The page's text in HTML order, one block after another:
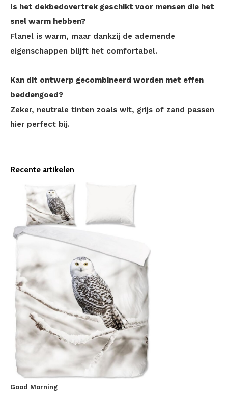
Is het dekbedovertrek geschikt voor mensen die het
snel warm hebben?
Flanel is warm, maar dankzij de ademende
eigenschappen blijft het comfortabel.
Kan dit ontwerp gecombineerd worden met effen
beddengoed?
Zeker, neutrale tinten zoals wit, grijs of zand passen
hier perfect bij.
Recente artikelen
Good Morning